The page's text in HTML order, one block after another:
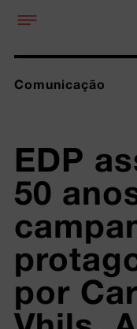
Comunicação
EDP
50
por